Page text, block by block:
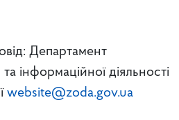
Департамент
інформаційної діяльності
website@zoda.gov.ua